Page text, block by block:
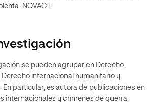
NOVACT.
se pueden agrupar en Derecho
internacional humanitario y
En particular, es autora de publicaciones en
internacionales y crímenes de guerra,